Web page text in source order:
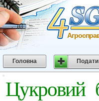
Головна
Цукровий